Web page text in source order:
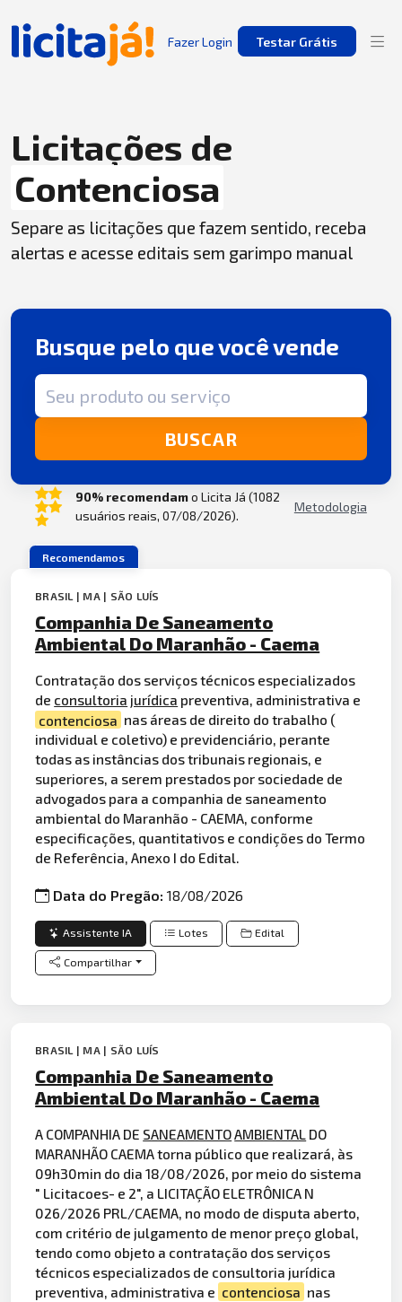
Fazer Login Testar Grátis
Licitações de
Contenciosa
Separe as licitações que fazem sentido, receba
alertas e acesse editais sem garimpo manual
Busque pelo que você vende
Termo de busca
BUSCAR
90% recomendamo Licita Já (1082
usuários reais, 07/08/2026).
Metodologia
Recomendamos
BRASIL | MA | SÃO LUÍS
Companhia De Saneamento
Ambiental Do Maranhão - Caema
Contratação dos serviços técnicos especializados
de consultoria jurídica preventiva, administrativa e
contenciosa nas áreas de direito do trabalho (
individual e coletivo) e previdenciário, perante
todas as instâncias dos tribunais regionais, e
superiores, a serem prestados por sociedade de
advogados para a companhia de saneamento
ambiental do Maranhão - CAEMA, conforme
especificações, quantitativos e condições do Termo
de Referência, Anexo I do Edital.
Data do Pregão:18/08/2026
Assistente IA Lotes Edital
Compartilhar
BRASIL | MA | SÃO LUÍS
Companhia De Saneamento
Ambiental Do Maranhão - Caema
A COMPANHIA DE SANEAMENTOAMBIENTAL DO
MARANHÃO CAEMA torna público que realizará, às
09h30min do dia 18/08/2026, por meio do sistema
" Licitacoes- e 2", a LICITAÇÃO ELETRÔNICA N
026/2026 PRL/CAEMA, no modo de disputa aberto,
com critério de julgamento de menor preço global,
tendo como objeto a contratação dos serviços
técnicos especializados de consultoria jurídica
preventiva, administrativa e contenciosa nas